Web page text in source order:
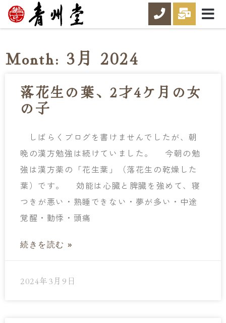
Month: 3月 2024
落花生の葉、2才4ケ月の女
の子
しばらくブログを書けませんでしたが、朝
晩の漢方勉強は続けていました。 今朝の勉
強は漢方薬の「花生葉」（落花生の乾燥した
葉）です。 効能は心臓と脾臓を強めて、寝
つきが悪い・熟睡できない・夢が多い・中途
覚醒・動悸・頭痛
続きを読む »
2024年3月9日